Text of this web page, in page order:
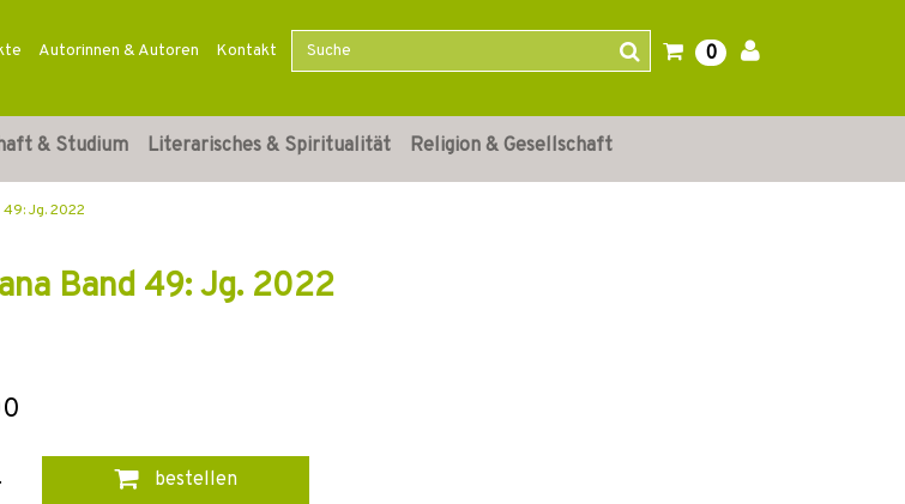
Autorinnen & Autoren Kontakt 0
& Studium Literarisches & Spiritualität Religion & Gesellschaft
Jg. 2022
Band 49: Jg. 2022
bestellen